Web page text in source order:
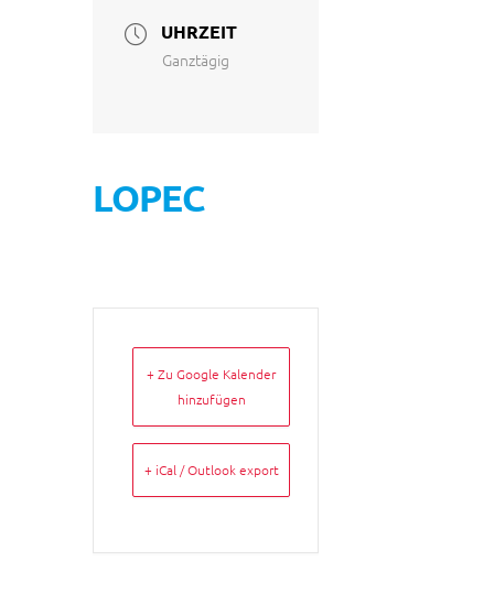
UHRZEIT
Ganztägig
LOPEC
+ Zu Google Kalender
hinzufügen
+ iCal / Outlook export